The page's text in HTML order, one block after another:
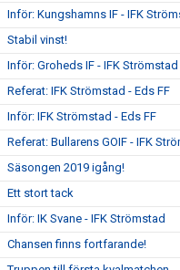
Inför: Kungshamns IF - IFK
Stabil vinst!
Inför: Groheds IF - IFK Strömstad
Referat: IFK Strömstad - Eds FF
Inför: IFK Strömstad - Eds FF
Referat: Bullarens GOIF - IFK
Säsongen 2019 igång!
Ett stort tack
Inför: IK Svane - IFK Strömstad
Chansen finns fortfarande!